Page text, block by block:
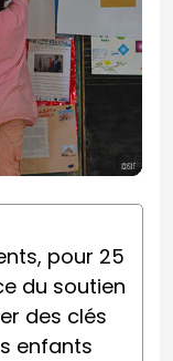
pour
du soutien
des clés
enfants.